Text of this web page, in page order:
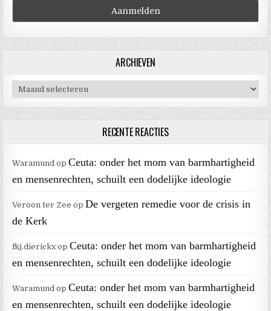
ARCHIEVEN
Archieven
RECENTE REACTIES
Waramund opCeuta: onder het mom van barmhartigheid
en mensenrechten, schuilt een dodelijke ideologie
Veroon ter Zee op De vergeten remedie voor de crisis in
de Kerk
fkj.dierickx opCeuta: onder het mom van barmhartigheid
en mensenrechten, schuilt een dodelijke ideologie
Waramund opCeuta: onder het mom van barmhartigheid
en mensenrechten, schuilt een dodelijke ideologie